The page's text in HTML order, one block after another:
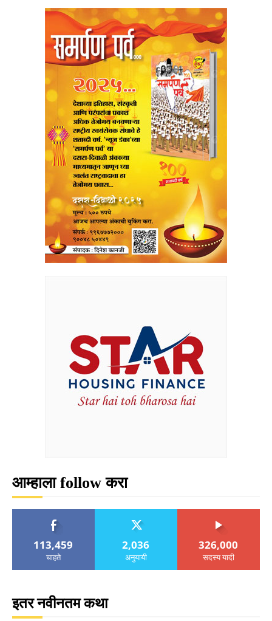
आम्हाला follow करा
113,459
चाहते
2,036
अनुयायी
326,000
सदस्य यादी
इतर नवीनतम कथा